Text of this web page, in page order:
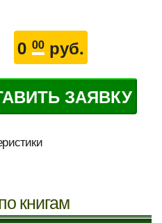
0 00руб.
ЗАЯВКУ
книгам